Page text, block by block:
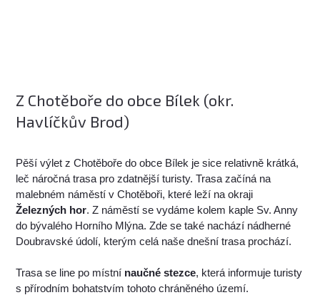
Z Chotěboře do obce Bílek (okr.
Havlíčkův Brod)
Pěší výlet z Chotěboře do obce Bílek je sice relativně krátká,
leč náročná trasa pro zdatnější turisty. Trasa začíná na
malebném náměstí v Chotěboři, které leží na okraji
Železných hor. Z náměstí se vydáme kolem kaple Sv. Anny
do bývalého Horního Mlýna. Zde se také nachází nádherné
Doubravské údolí, kterým celá naše dnešní trasa prochází.
Trasa se line po místní naučné stezce, která informuje turisty
s přírodním bohatstvím tohoto chráněného území.